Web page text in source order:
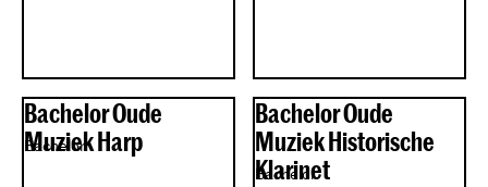
Bachelor Oude
Muziek Harp
Bachelor
Bachelor Oude
Muziek Historische
Klarinet
Bachelor